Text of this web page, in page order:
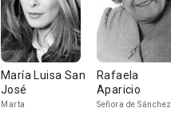
María Luisa San
José
Marta
Rafaela
Aparicio
Señora de Sánchez